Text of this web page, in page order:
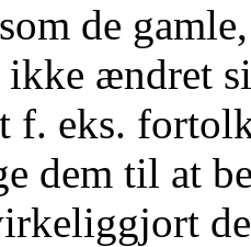
de
ændret
f. eks.
dem til at